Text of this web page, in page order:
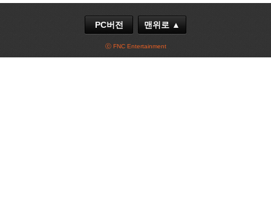
PC버전 맨위로 ▲
ⓒ FNC Entertainment